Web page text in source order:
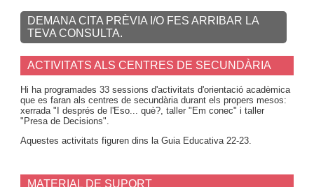
DEMANA CITA PRÈVIA I/O FES ARRIBAR LA
TEVA CONSULTA.
ACTIVITATS ALS CENTRES DE SECUNDÀRIA
Hi ha programades 33 sessions d'activitats d'orientació acadèmica
que es faran als centres de secundària durant els propers mesos:
xerrada "I després de l'Eso... què?, taller "Em conec" i taller
"Presa de Decisions".
Aquestes activitats figuren dins la Guia Educativa 22-23.
MATERIAL DE SUPORT